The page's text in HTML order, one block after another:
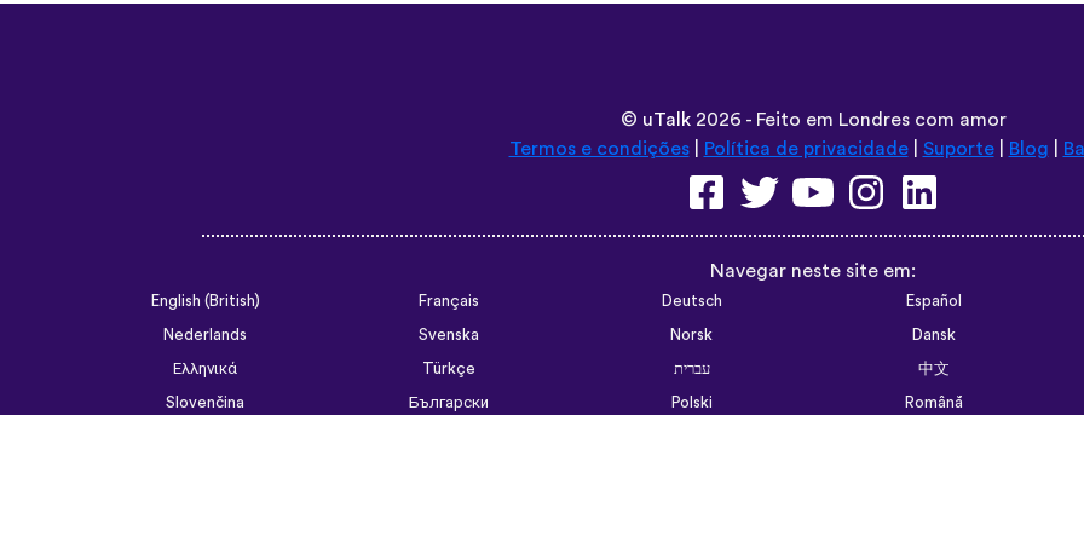
Termos e condições|Política de privacidade|Suporte|
Navegar neste site em:
Deutsch
Español
Nederlands
Svenska Norsk
Dansk
Ελληνικά
Türkçe עברית
中文
Slovenčina
Български Polski
Română
ไทย
Tiếng Việt 한국어
Português do Brasil